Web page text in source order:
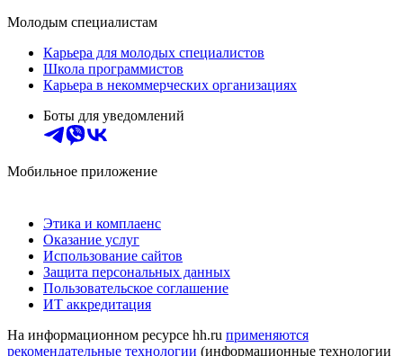
Молодым специалистам
Карьера для молодых специалистов
Школа программистов
Карьера в некоммерческих организациях
Боты для уведомлений
Мобильное приложение
Этика и комплаенс
Оказание услуг
Использование сайтов
Защита персональных данных
Пользовательское соглашение
ИТ аккредитация
На информационном ресурсе hh.ru применяются
рекомендательные технологии (информационные технологии